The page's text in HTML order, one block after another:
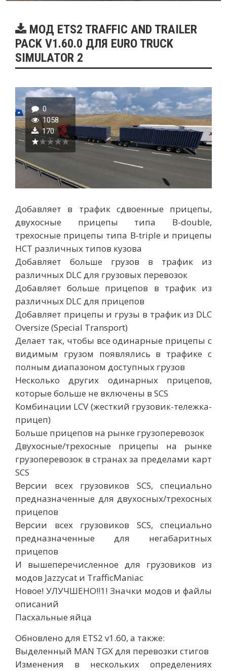
МОД ETS2 TRAFFIC AND TRAILER
PACK V1.60.0 ДЛЯ EURO TRUCK
SIMULATOR 2
0
1058
170
Добавляет в трафик сдвоенные прицепы,
двухосные прицепы типа B-double,
трехосные прицепы типа B-triple и прицепы
HCT различных типов кузова
Добавляет больше грузов в трафик из
различных DLC для грузовых перевозок
Добавляет больше прицепов в трафик из
различных DLC для прицепов
Добавляет прицепы и грузы в трафик из DLC
Oversize (Special Transport)
Делает так, чтобы все одинарные прицепы с
видимым грузом появлялись в трафике с
полным диапазоном доступных грузов
Несколько других одинарных прицепов,
которые больше не включены в SCS
Комбинации LCV (жесткий грузовик-тележка-
прицеп)
Больше прицепов на рынке грузоперевозок
Двухосные/трехосные прицепы на рынке
грузоперевозок в странах за пределами карт
SCS
Версии всех грузовиков SCS, специально
предназначенные для двухосных/трехосных
прицепов
Версии всех грузовиков SCS, специально
предназначенные для негабаритных
прицепов
И вышеперечисленное для грузовиков из
модов Jazzycat и TrafficManiac
Новое! УЛУЧШЕНО!!1! Значки модов и файлы
описаний
Пасхальные яйца
Обновлено для ETS2 v1.60, а также:
Выделенный MAN TGX для перевозки стигов
Изменения в нескольких определениях